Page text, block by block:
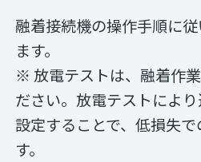
融着接続機の操作手順に
ます。
※ 放電テストは、融着作
ださい。放電テストによ
設定することで、低損失
す。